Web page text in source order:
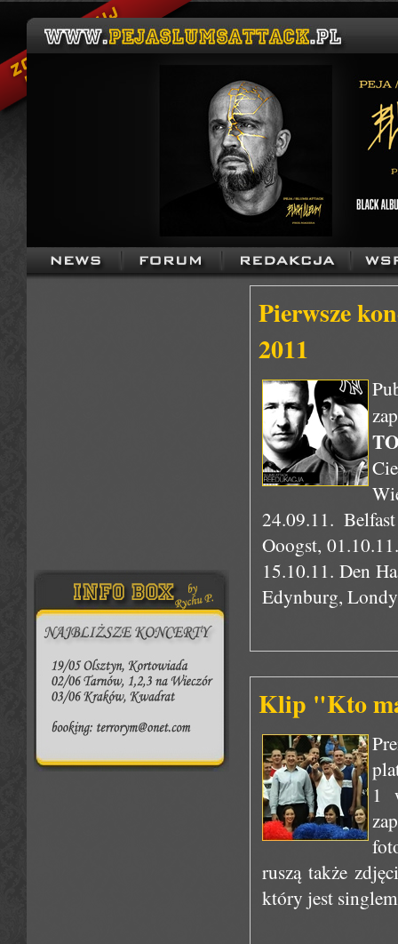
Pierwsze
2011
24.09.11.
Ooogst,
15.10.11. Den
Edynburg,
Klip "Kto
1
ruszą także
który jest